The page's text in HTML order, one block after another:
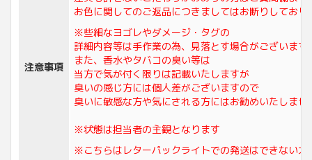
注意事項
お色に関してのご返品につきましてはお断りしており
※些細なヨゴレやダメージ・タグの
詳細内容等は手作業の為、見落とす場合がございます
また、香水やタバコの臭い等は
当方で気が付く限りは記載いたしますが
臭いの感じ方には個人差がございますので
臭いに敏感な方や気にされる方にはお勧めいたしませ
※状態は担当者の主観となります
※こちらはレターパックライトでの発送はできない大